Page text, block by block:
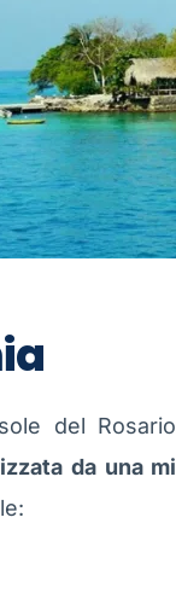
del Rosario
da una